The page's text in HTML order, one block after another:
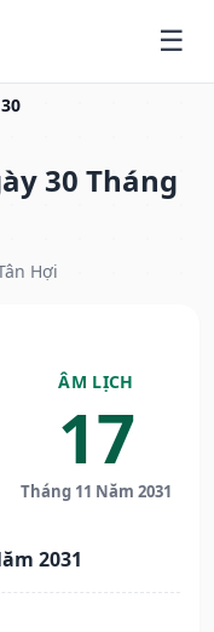
30 Tháng
Hợi
ÂM LỊCH
17
Tháng 11 Năm 2031
2031